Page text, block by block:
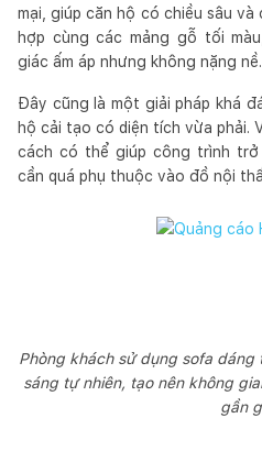
mại, giúp căn hộ có chiều sâu
hợp cùng các mảng gỗ tối
giác ấm áp nhưng không nặng nề.
Đây cũng là một giải pháp khá
hộ cải tạo có diện tích vừa phải.
cách có thể giúp công trình
cần quá phụ thuộc vào đồ nội
Phòng khách sử dụng sofa
sáng tự nhiên, tạo nên không
gần